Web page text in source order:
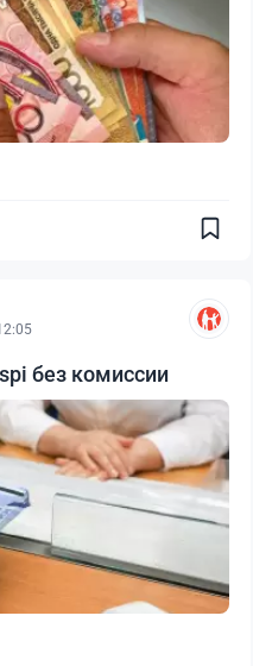
без комиссии